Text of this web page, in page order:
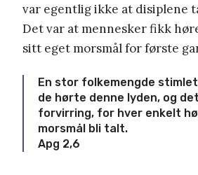
var egentlig ikke at disiplene
Det var at mennesker fikk
sitt eget morsmål for første
En stor folkemengde
de hørte denne lyden, og
forvirring, for hver enkelt
morsmål bli talt.
Apg 2,6